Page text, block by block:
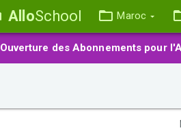
AlloSchool Maroc
Ouverture des Abonnements pour